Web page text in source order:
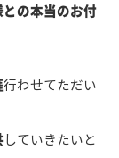
の本当のお付
行わせてただい
していきたいと